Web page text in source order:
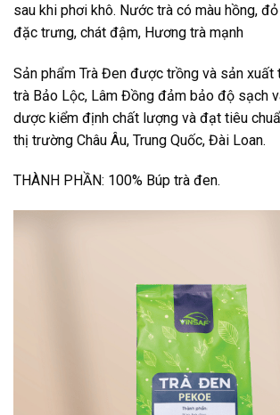
sau khi phơi khô. Nước trà có màu hồng,
đặc trưng, chát đậm, Hương trà mạnh
Sản phẩm Trà Đen được trồng và sản xuất
trà Bảo Lộc, Lâm Đồng đảm bảo độ sạch
dược kiểm định chất lượng và đạt tiêu
thị trường Châu Âu, Trung Quốc, Đài Loan.
THÀNH PHẦN: 100% Búp trà đen.